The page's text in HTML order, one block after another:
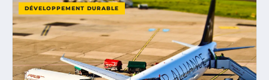
DÉVELOPPEMENT DURABLE